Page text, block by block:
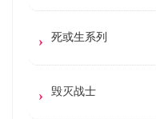
死或生系列
毁灭战士